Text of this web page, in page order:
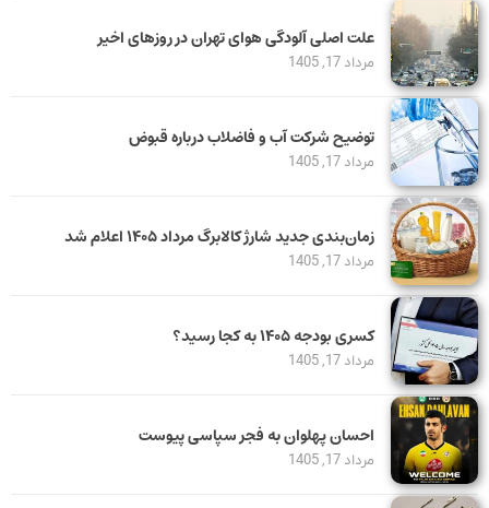
علت اصلی آلودگی هوای تهران در روزهای اخیر
مرداد 17, 1405
توضیح شرکت آب و فاضلاب درباره قبوض
مرداد 17, 1405
زمان‌بندی جدید شارژ کالابرگ مرداد ۱۴۰۵ اعلام شد
مرداد 17, 1405
کسری بودجه ۱۴۰۵ به کجا رسید؟
مرداد 17, 1405
احسان پهلوان به فجر سپاسی پیوست
مرداد 17, 1405